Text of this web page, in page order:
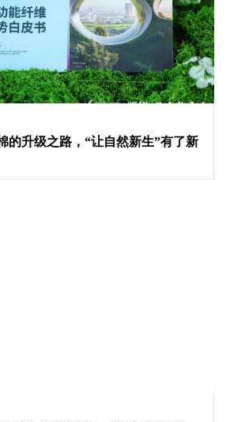
的升级之路，“让自然新生”有了新